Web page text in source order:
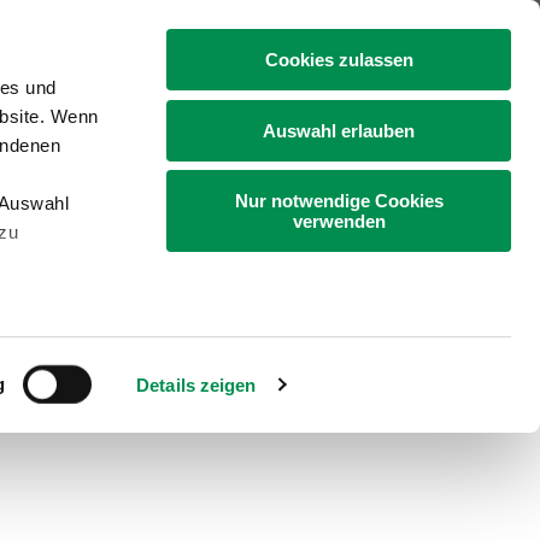
und
Wenn
Details zeigen
Cookies zulassen
Auswahl erlauben
Nur notwendige Cookies
verwenden
Landleben